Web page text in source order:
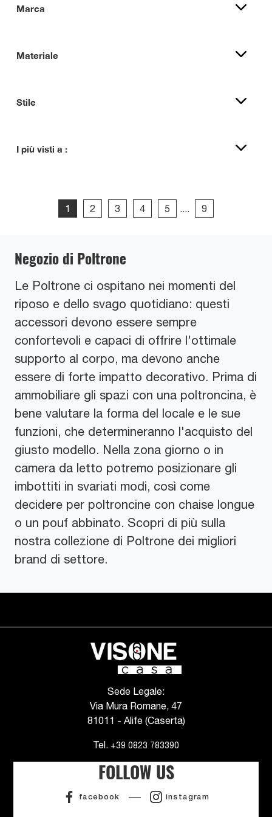
Marca
Materiale
Stile
I più visti a :
1 2 3 4 5 .... 9
Negozio di Poltrone
Le Poltrone ci ospitano nei momenti del
riposo e dello svago quotidiano: questi
accessori devono essere sempre
confortevoli e capaci di offrire l'ottimale
supporto al corpo, ma devono anche
essere di forte impatto decorativo. Prima di
ammobiliare gli spazi con una poltroncina, è
bene valutare la forma del locale e le sue
funzioni, che determineranno l'acquisto del
giusto modello. Nella zona giorno o in
camera da letto potremo posizionare gli
imbottiti in svariati modi, così come
decidere per poltroncine con chaise longue
o un pouf abbinato. Scopri di più sulla
nostra collezione di Poltrone dei migliori
brand di settore.
Sede Legale:
Via Mura Romane, 47
81011 - Alife (Caserta)
Tel. +39 0823 783390
FOLLOW US
facebook instagram